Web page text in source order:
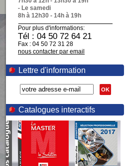
- Le samedi
8h à 12h30 - 14h à 19h
Pour plus d'informations:
Tél : 04 50 72 64 21
Fax : 04 50 72 31 28
nous contacter par email
Lettre d'information
OK
Catalogues interactifs